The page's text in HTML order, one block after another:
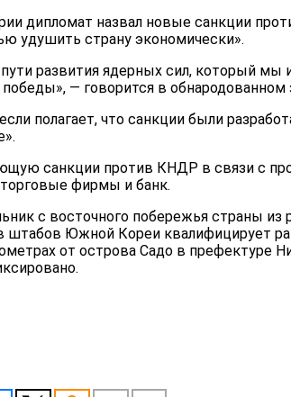
дипломат назвал новые санкции
удушить страну экономически».
развития ядерных сил, который мы
— говорится в
полагает, что санкции были
санкции против КНДР в связи с
фирмы и банк.
с восточного побережья страны из
Южной Кореи квалифицирует
от острова Садо в префектуре